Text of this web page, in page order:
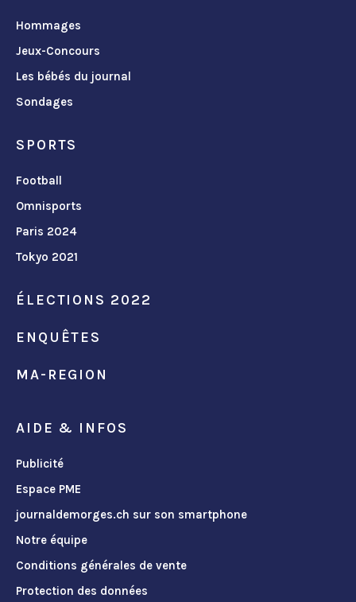
Hommages
Jeux-Concours
Les bébés du journal
Sondages
SPORTS
Football
Omnisports
Paris 2024
Tokyo 2021
ÉLECTIONS 2022
ENQUÊTES
MA-REGION
AIDE & INFOS
Publicité
Espace PME
journaldemorges.ch sur son smartphone
Notre équipe
Conditions générales de vente
Protection des données